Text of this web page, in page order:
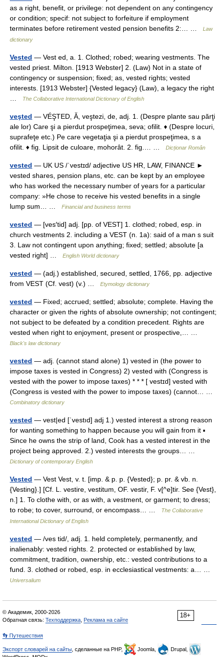
as a right, benefit, or privilege: not dependent on any contingency
or condition; specif: not subject to forfeiture if employment
terminates before retirement vested pension benefits 2:… …
Law
dictionary
Vested — Vest ed, a. 1. Clothed; robed; wearing vestments. The
vested priest. Milton. [1913 Webster] 2. (Law) Not in a state of
contingency or suspension; fixed; as, vested rights; vested
interests. [1913 Webster] {Vested legacy} (Law), a legacy the right
The Collaborative International Dictionary of English
veşted — VÉŞTED, Ă, veştezi, de, adj. 1. (Despre plante sau părţi
ale lor) Care şi a pierdut prospeţimea, seva; ofilit. ♦ (Despre locuri,
suprafeţe etc.) Pe care vegetaţia şi a pierdut prospeţimea, s a
ofilit. ♦ fig. Lipsit de culoare, mohorât. 2. fig.… …
Dicționar Român
vested — UK US /ˈvestɪd/ adjective US HR, LAW, FINANCE ►
vested shares, pension plans, etc. can be kept by an employee
who has worked the necessary number of years for a particular
company: »He chose to receive his vested benefits in a single
lump sum… …
Financial and business terms
vested — [ves′tid] adj. [pp. of VEST] 1. clothed; robed, esp. in
church vestments 2. including a VEST (n. 1a): said of a man s suit
3. Law not contingent upon anything; fixed; settled; absolute [a
vested right] …
English World dictionary
vested — (adj.) established, secured, settled, 1766, pp. adjective
from VEST (Cf. vest) (v.) …
Etymology dictionary
vested — Fixed; accrued; settled; absolute; complete. Having the
character or given the rights of absolute ownership; not contingent;
not subject to be defeated by a condition precedent. Rights are
vested when right to enjoyment, present or prospective,… …
Black's law dictionary
vested — adj. (cannot stand alone) 1) vested in (the power to
impose taxes is vested in Congress) 2) vested with (Congress is
vested with the power to impose taxes) * * * [ vestɪd] vested with
(Congress is vested with the power to impose taxes) (cannot… …
Combinatory dictionary
vested — vest|ed [ˈvestıd] adj 1.) vested interest a strong reason
for wanting something to happen because you will gain from it ▪
Since he owns the strip of land, Cook has a vested interest in the
project being approved. 2.) vested interests the groups… …
Dictionary of contemporary English
Vested — Vest Vest, v. t. [imp. & p. p. {Vested}; p. pr. & vb. n.
{Vesting}.] [Cf. L. vestire, vestitum, OF. vestir, F. v[^e]tir. See {Vest},
n.] 1. To clothe with, or as with, a vestment, or garment; to dress;
to robe; to cover, surround, or encompass… …
The Collaborative
International Dictionary of English
vested — /ves tid/, adj. 1. held completely, permanently, and
inalienably: vested rights. 2. protected or established by law,
commitment, tradition, ownership, etc.: vested contributions to a
fund. 3. clothed or robed, esp. in ecclesiastical vestments: a… …
Universalium
18+
© Академик, 2000-2026
Обратная связь: Техподдержка Реклама на сайте
👣 Путешествия
Экспорт словарей на сайты , сделанные на PHP, Joomla,
Drupal,